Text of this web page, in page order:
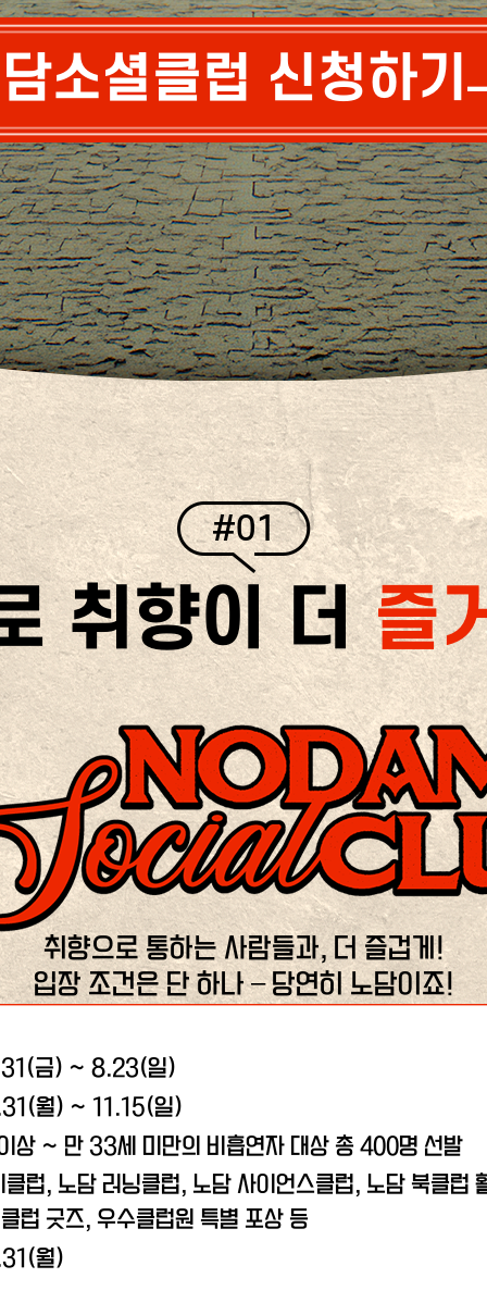
소셜클럽 신청하기
#01
취향이 더즐
취향으로 통하는 사람들과, 더 즐겁게!
입장 조건은 단 하나 – 당연히 노담이죠!
금) ~ 8.23(일)
월) ~ 11.15(일)
상 ~ 만 33세 미만의 비흡연자 대상 총 400명 선발
클럽, 노담 러닝클럽, 노담 사이언스클럽, 노담 북클럽
럽 굿즈, 우수클럽원 특별 포상 등
월)